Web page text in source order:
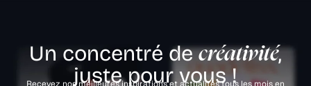
Un concentré decréativité,
juste pour vous !
Recevez nos meilleures inspirations et actualités tous les mois en